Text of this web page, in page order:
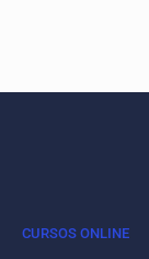
CURSOS ONLINE